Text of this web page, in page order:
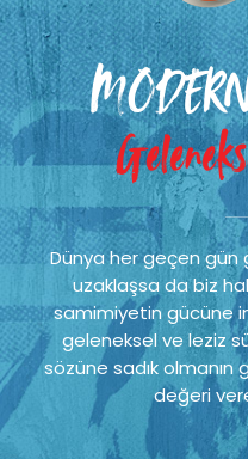
Dünya her geçen gün
uzaklaşsa da biz
samimiyetin gücüne
geleneksel ve leziz
sözüne sadık
değeri